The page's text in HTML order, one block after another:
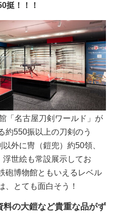
！！！
「名古屋刀剣ワールド」が
約550振以上の刀剣のう
外に冑（鎧兜）約50領、
世絵も常設展示してお
砲博物館ともいえるレベル
、とても面白そう！
料の大鎧など貴重な品がず